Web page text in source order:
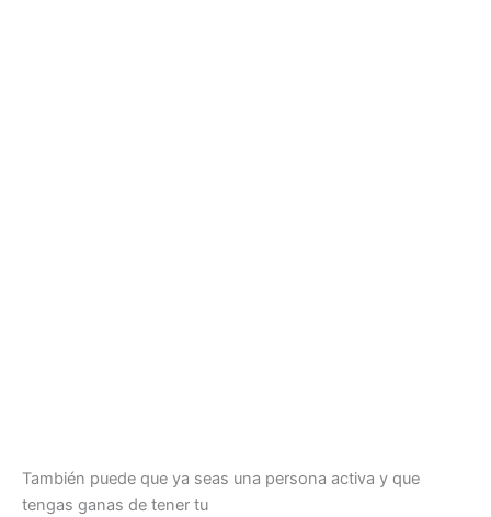
También puede que ya seas una persona activa y que
tengas ganas de tener tu